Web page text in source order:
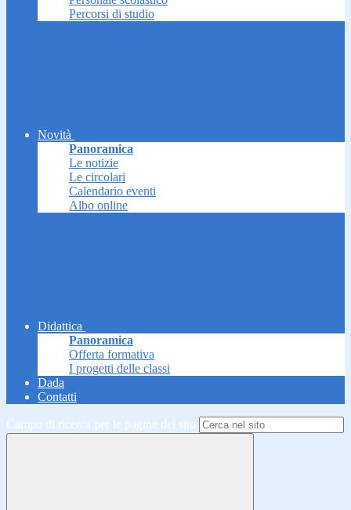
Percorsi di studio
Novità
Panoramica
Le notizie
Le circolari
Calendario eventi
Albo online
Didattica
Panoramica
Offerta formativa
I progetti delle classi
Dada
Contatti
Campo di ricerca per le pagine del sito